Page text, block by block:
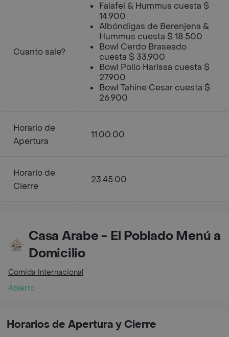
Cuanto sale?
Falafel & Hummus cuesta $
14.900
Albóndigas de Berenjena &
Hummus cuesta $ 18.500
Bowl Cerdo Braseado
cuesta $ 33.900
Bowl Pollo Harissa cuesta $
27.900
Bowl Tahine Cesar cuesta $
26.900
Horario de
Apertura
11:00:00
Horario de
Cierre
23:45:00
Casa Arabe - El Poblado Menú a
Domicilio
Comida Internacional
Abierto
Horarios de Apertura y Cierre